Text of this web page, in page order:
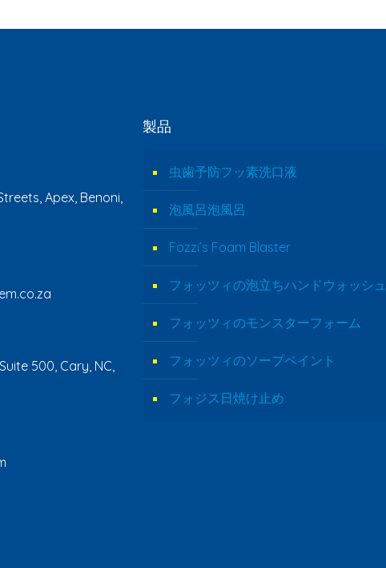
Apex, Benoni,
500, Cary, NC,
製品
虫歯予防フッ素洗口液
泡風呂泡風呂
Fozzi’s Foam Blaster
フォッツィの泡立ちハンドウォッシュ
フォッツィのモンスターフォーム
フォッツィのソープペイント
フォジス日焼け止め